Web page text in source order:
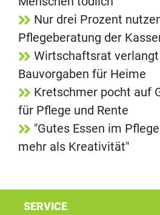
Nur drei Prozent
Pflegeberatung der
Wirtschaftsrat
Bauvorgaben für Heime
Kretschmer pocht auf
für Pflege und Rente
"Gutes Essen im
mehr als Kreativität"
SERVICE